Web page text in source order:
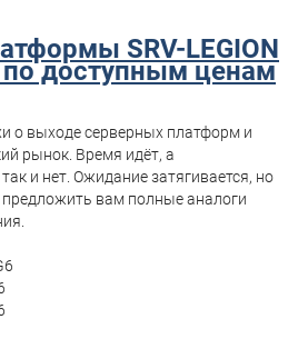
SRV-LEGION
по доступным ценам
о выходе серверных платформ и
рынок. Время идёт, а
и нет. Ожидание затягивается, но
предложить вам полные аналоги